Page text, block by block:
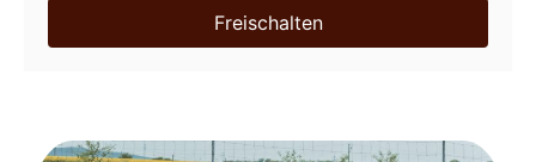
Freischalten